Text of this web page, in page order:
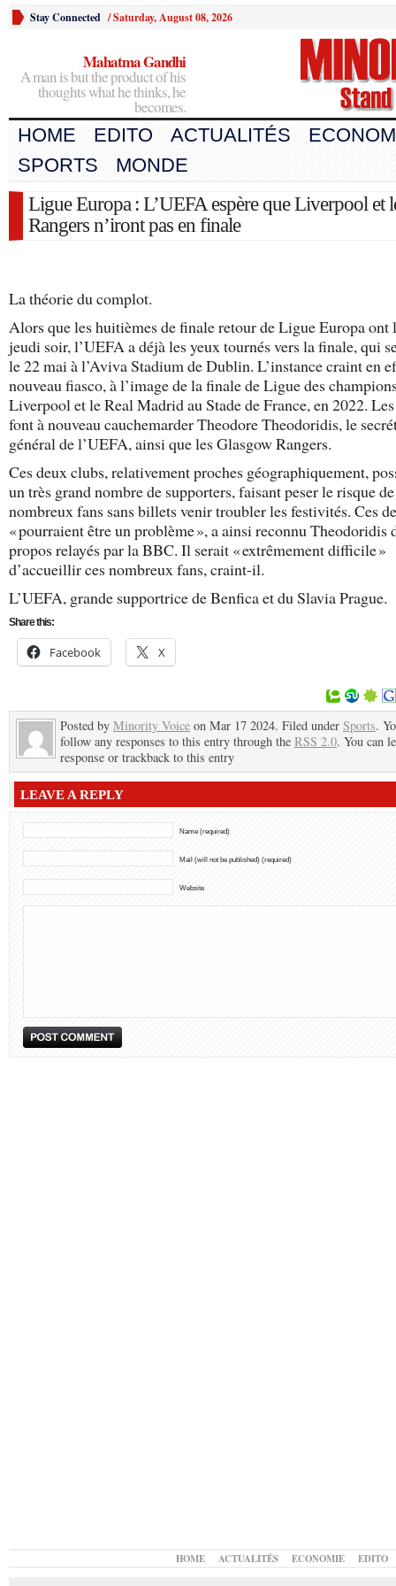
Stay Connected /Saturday, August 08, 2026
Mahatma Gandhi
A man is but the product of his
thoughts what he thinks, he
becomes.
HOME EDITO ACTUALITÉS
SPORTS
MONDE
Ligue Europa : L’UEFA espère que Liverpool et
Rangers n’iront pas en finale
La théorie du complot.
Alors que les huitièmes de finale retour de Ligue Europa ont
jeudi soir, l’UEFA a déjà les yeux tournés vers la finale, qui
le 22 mai à l’Aviva Stadium de Dublin. L’instance craint en
nouveau fiasco, à l’image de la finale de Ligue des
Liverpool et le Real Madrid au Stade de France, en 2022.
font à nouveau cauchemarder Theodore Theodoridis, le
général de l’UEFA, ainsi que les Glasgow Rangers.
Ces deux clubs, relativement proches géographiquement,
un très grand nombre de supporters, faisant peser le risque
nombreux fans sans billets venir troubler les festivités. Ces
« pourraient être un problème », a ainsi reconnu Theodoridis
propos relayés par la BBC. Il serait « extrêmement difficile »
d’accueillir ces nombreux fans, craint-il.
L’UEFA, grande supportrice de Benfica et du Slavia Prague.
Share this:
Facebook X
Posted by Minority Voice on Mar 17 2024. Filed under Sports.
follow any responses to this entry through the RSS 2.0. You can
response or trackback to this entry
LEAVE A REPLY
Name (required)
Mail (will not be published) (required)
Website
HOME ACTUALITÉS ECONOMIE EDITO